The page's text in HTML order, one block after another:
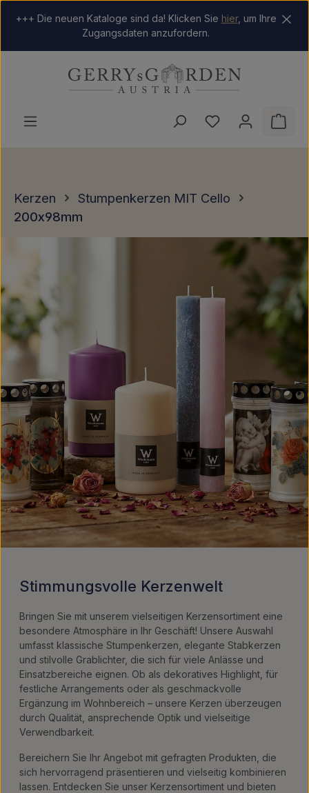
Zum Hauptinhalt springen
+++ Die neuen Kataloge sind da! Klicken Sie hier, um Ihre
Zugangsdaten anzufordern.
Du hast 0
Kerzen
Stumpenkerzen MIT Cello
200x98mm
Stimmungsvolle Kerzenwelt
Bringen Sie mit unserem vielseitigen Kerzensortiment eine
besondere Atmosphäre in Ihr Geschäft! Unsere Auswahl
umfasst klassische Stumpenkerzen, elegante Stabkerzen
und stilvolle Grablichter, die sich für viele Anlässe und
Einsatzbereiche eignen. Ob als dekoratives Highlight, für
festliche Arrangements oder als geschmackvolle
Ergänzung im Wohnbereich – unsere Kerzen überzeugen
durch Qualität, ansprechende Optik und vielseitige
Verwendbarkeit.
Bereichern Sie Ihr Angebot mit gefragten Produkten, die
sich hervorragend präsentieren und vielseitig kombinieren
lassen. Entdecken Sie unser Kerzensortiment und bieten